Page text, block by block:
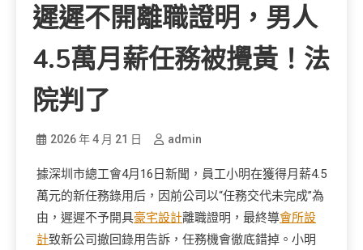
遲遲不開離職證明，男人
4.5萬月薪任務被攪黃！法
院判了
2026 年 4 月 21 日 admin
據深圳市總工會4月16日新聞，員工小明在獲得月薪4.5
萬元的新任務錄用后，因前公司以“任務交代未完成”為
由，遲遲不予開具豪宅設計離職證明，最終導會所設
計致新公司撤回錄用告訴，任務機會徹底錯掉。小明